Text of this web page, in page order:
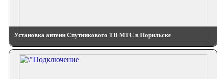
Установка антенн Спутникового ТВ МТС в Норильске